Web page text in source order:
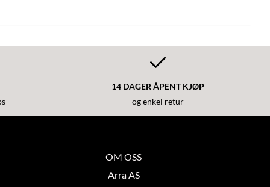
14 DAGER ÅPENT KJØP
og enkel retur
OM OSS
Arra AS